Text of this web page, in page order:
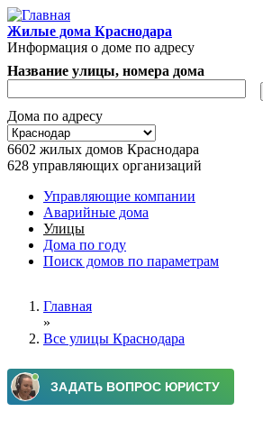
Перейти к основному содержанию
Жилые дома Краснодара
Информация о доме по адресу
Название улицы, номера дома
Дома по адресу
6602 жилых домов Краснодара
628 управляющих организаций
Главное меню
Управляющие компании
Аварийные дома
Улицы
Дома по году
Поиск домов по параметрам
Вы здесьГлавная
»
Все улицы Краснодара